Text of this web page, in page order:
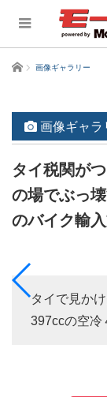
ホーム 画像ギャラリー
画像ギャラ
タイ税関が
の場でぶっ
のバイク輸
タイで見か
397ccの空冷